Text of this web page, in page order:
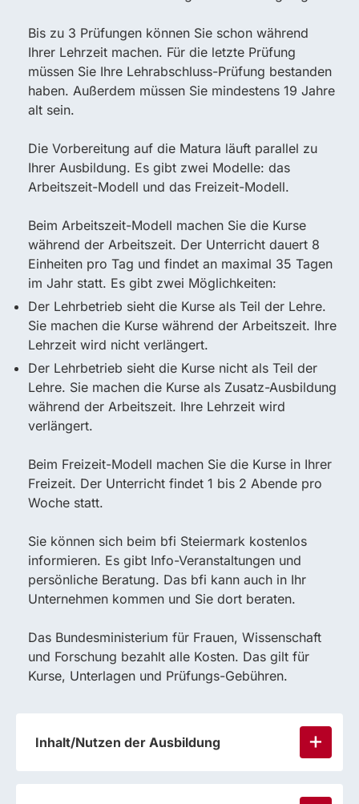
Bis zu 3 Prüfungen können Sie schon während
Ihrer Lehrzeit machen. Für die letzte Prüfung
müssen Sie Ihre Lehrabschluss-Prüfung bestanden
haben. Außerdem müssen Sie mindestens 19 Jahre
alt sein.
Die Vorbereitung auf die Matura läuft parallel zu
Ihrer Ausbildung. Es gibt zwei Modelle: das
Arbeitszeit-Modell und das Freizeit-Modell.
Beim Arbeitszeit-Modell machen Sie die Kurse
während der Arbeitszeit. Der Unterricht dauert 8
Einheiten pro Tag und findet an maximal 35 Tagen
im Jahr statt. Es gibt zwei Möglichkeiten:
Der Lehrbetrieb sieht die Kurse als Teil der Lehre.
Sie machen die Kurse während der Arbeitszeit. Ihre
Lehrzeit wird nicht verlängert.
Der Lehrbetrieb sieht die Kurse nicht als Teil der
Lehre. Sie machen die Kurse als Zusatz-Ausbildung
während der Arbeitszeit. Ihre Lehrzeit wird
verlängert.
Beim Freizeit-Modell machen Sie die Kurse in Ihrer
Freizeit. Der Unterricht findet 1 bis 2 Abende pro
Woche statt.
Sie können sich beim bfi Steiermark kostenlos
informieren. Es gibt Info-Veranstaltungen und
persönliche Beratung. Das bfi kann auch in Ihr
Unternehmen kommen und Sie dort beraten.
Das Bundesministerium für Frauen, Wissenschaft
und Forschung bezahlt alle Kosten. Das gilt für
Kurse, Unterlagen und Prüfungs-Gebühren.
Inhalt/Nutzen der Ausbildung